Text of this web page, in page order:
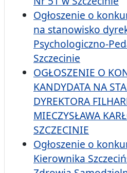
Ogłoszenie o
na stanowisko
Psychologiczno-
Szczecinie
OGŁOSZENIE O
KANDYDATA NA
DYREKTORA
MIECZYSŁAWA
SZCZECINIE
Ogłoszenie o
Kierownika